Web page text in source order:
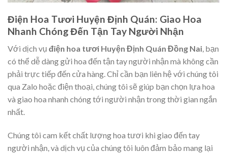
Điện Hoa Tươi Huyện Định Quán: Giao Hoa
Nhanh Chóng Đến Tận Tay Người Nhận
Với dịch vụ điện hoa tươi Huyện Định Quán Đồng Nai, bạn
có thể dễ dàng gửi hoa đến tận tay người nhận mà không cần
phải trực tiếp đến cửa hàng. Chỉ cần bạn liên hệ với chúng tôi
qua Zalo hoặc điện thoại, chúng tôi sẽ giúp bạn chọn lựa hoa
và giao hoa nhanh chóng tới người nhận trong thời gian ngắn
nhất.
Chúng tôi cam kết chất lượng hoa tươi khi giao đến tay
người nhận, và dịch vụ của chúng tôi luôn đảm bảo mang lại